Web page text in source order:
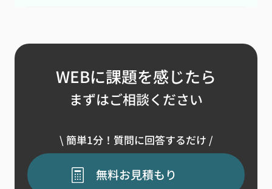
WEBに課題を感じたら
まずはご相談ください
\ 簡単1分！質問に回答するだけ /
無料お見積もり